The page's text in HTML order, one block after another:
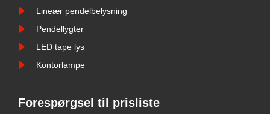
Lineær pendelbelysning
Pendellygter
LED tape lys
Kontorlampe
Forespørgsel til prisliste